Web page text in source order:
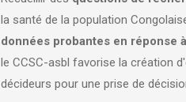
la santé de la population
données probantes en réponse
le CCSC-asbl favorise la création
décideurs pour une prise de